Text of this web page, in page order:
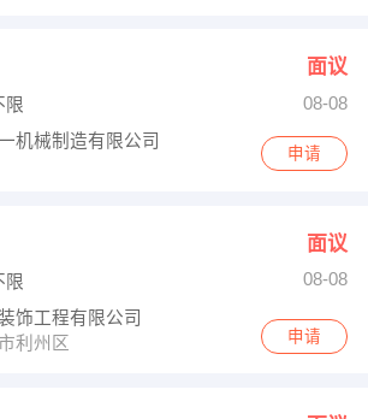
面议
限
08-08
机械制造有限公司
申请
面议
限
08-08
饰工程有限公司
利州区
申请